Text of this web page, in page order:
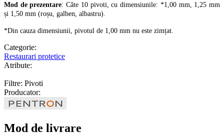
Mod de prezentare: Câte 10 pivoti, cu dimensiunile: *1,00 mm, 1,25 mm
și 1,50 mm (roșu, galben, albastru).
*Din cauza dimensiunii, pivotul de 1,00 mm nu este zimțat.
Categorie:
Restaurari protetice
Atribute:
Filtre: Pivoti
Producator:
Mod de livrare